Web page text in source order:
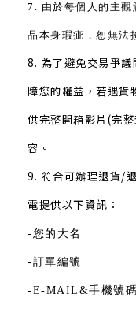
7. 由於每個人的主觀
品本身瑕疵，恕無法
8. 為了避免交易爭
障您的權益，若遇貨
供完整開箱影片(完
容。
9. 符合可辦理退貨/
電提供以下資訊：
-您的大名
-訂單編號
-E-MAIL&手機號碼